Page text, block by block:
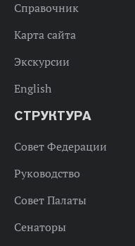
Справочник
Карта сайта
Экскурсии
English
СТРУКТУРА
Совет Федерации
Руководство
Совет Палаты
Сенаторы